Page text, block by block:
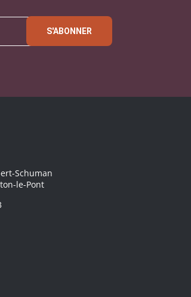
S'ABONNER
Schuman
le-Pont